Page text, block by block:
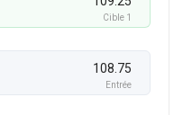
Cible 1
108.75
Entrée